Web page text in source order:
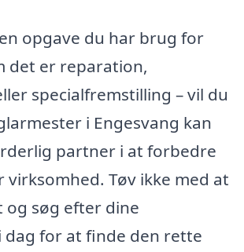
opgave du har brug for
det er reparation,
specialfremstilling – vil du
i Engesvang kan
partner i at forbedre
virksomhed. Tøv ikke med at
søg efter dine
dag for at finde den rette